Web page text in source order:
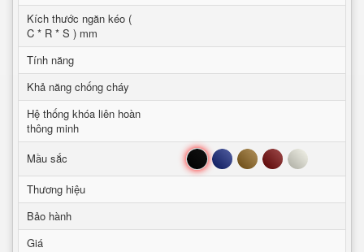
Kích thước ngăn kéo (
C * R * S ) mm
Tính năng
Khả năng chống cháy
Hệ thống khóa liên hoàn
thông minh
Mầu sắc
Đen Xanh Nâu Đỏ Trắng
Thương hiệu
Bảo hành
Giá